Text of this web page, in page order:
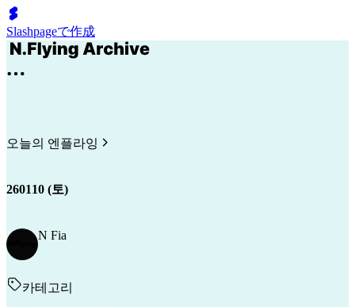
Slashpageで作成
오늘의 엔플라잉
260110 (토)
N Fia
카테고리